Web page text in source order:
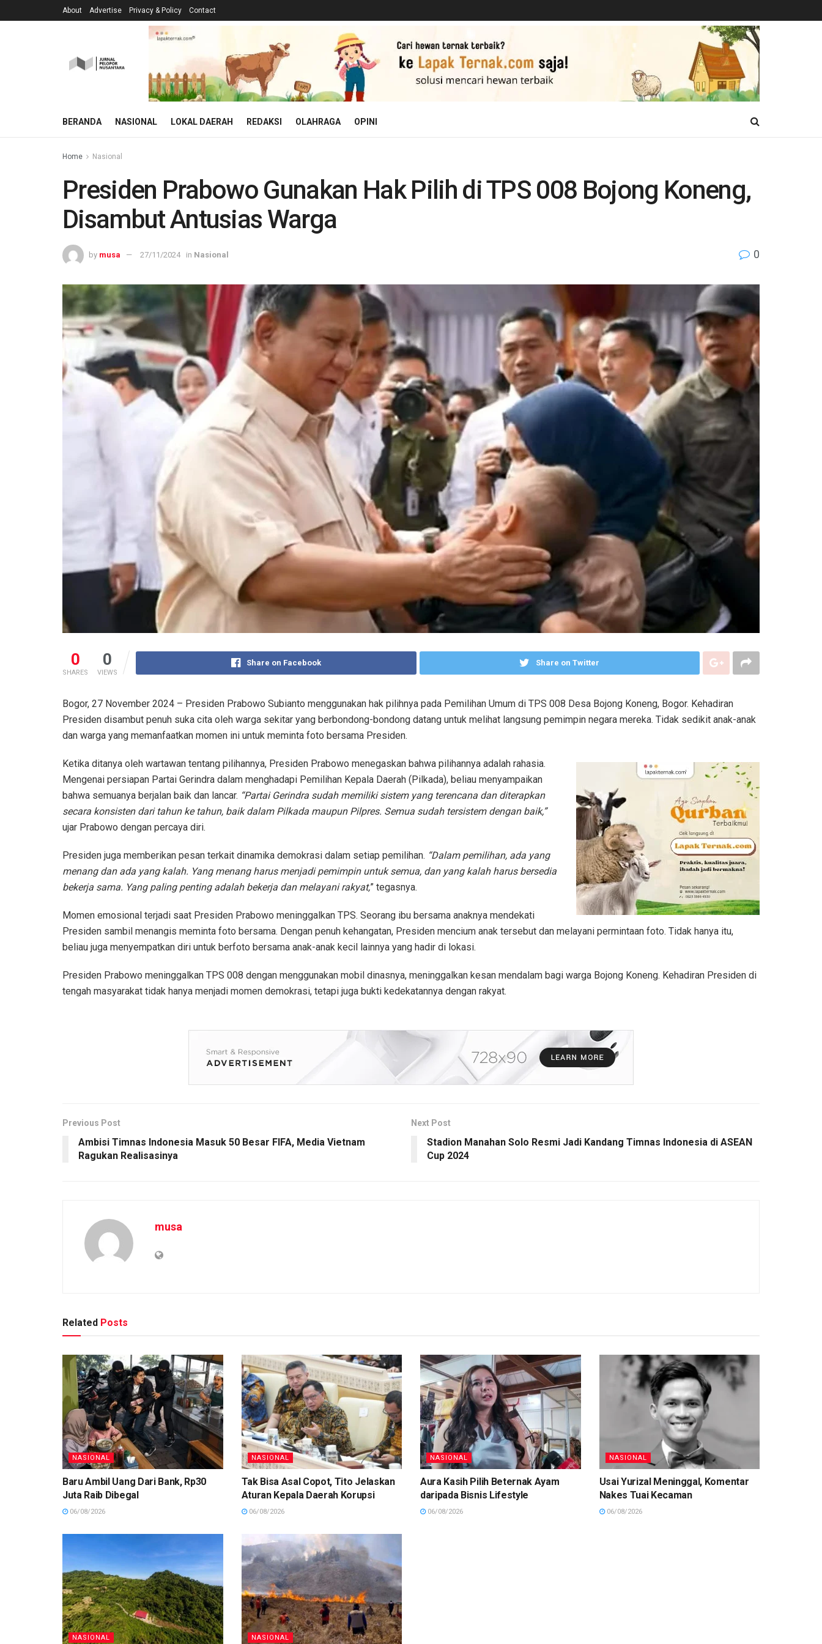
About Advertise Privacy & Policy Contact
BERANDA NASIONAL LOKAL DAERAH REDAKSI OLAHRAGA OPINI
Home Nasional
Presiden Prabowo Gunakan Hak Pilih di TPS 008 Bojong Koneng,
Disambut Antusias Warga
by musa 27/11/2024 in Nasional 0
0
SHARES
0
VIEWS
Share on Facebook Share on Twitter
Bogor, 27 November 2024 – Presiden Prabowo Subianto menggunakan hak pilihnya pada Pemilihan Umum di TPS 008 Desa Bojong Koneng, Bogor. Kehadiran
Presiden disambut penuh suka cita oleh warga sekitar yang berbondong-bondong datang untuk melihat langsung pemimpin negara mereka. Tidak sedikit anak-anak
dan warga yang memanfaatkan momen ini untuk meminta foto bersama Presiden.
Ketika ditanya oleh wartawan tentang pilihannya, Presiden Prabowo menegaskan bahwa pilihannya adalah rahasia.
Mengenai persiapan Partai Gerindra dalam menghadapi Pemilihan Kepala Daerah (Pilkada), beliau menyampaikan
bahwa semuanya berjalan baik dan lancar. “Partai Gerindra sudah memiliki sistem yang terencana dan diterapkan
secara konsisten dari tahun ke tahun, baik dalam Pilkada maupun Pilpres. Semua sudah tersistem dengan baik,”
ujar Prabowo dengan percaya diri.
Presiden juga memberikan pesan terkait dinamika demokrasi dalam setiap pemilihan. “Dalam pemilihan, ada yang
menang dan ada yang kalah. Yang menang harus menjadi pemimpin untuk semua, dan yang kalah harus bersedia
bekerja sama. Yang paling penting adalah bekerja dan melayani rakyat,” tegasnya.
Momen emosional terjadi saat Presiden Prabowo meninggalkan TPS. Seorang ibu bersama anaknya mendekati
Presiden sambil menangis meminta foto bersama. Dengan penuh kehangatan, Presiden mencium anak tersebut dan melayani permintaan foto. Tidak hanya itu,
beliau juga menyempatkan diri untuk berfoto bersama anak-anak kecil lainnya yang hadir di lokasi.
Presiden Prabowo meninggalkan TPS 008 dengan menggunakan mobil dinasnya, meninggalkan kesan mendalam bagi warga Bojong Koneng. Kehadiran Presiden di
tengah masyarakat tidak hanya menjadi momen demokrasi, tetapi juga bukti kedekatannya dengan rakyat.
Previous Post
Ambisi Timnas Indonesia Masuk 50 Besar FIFA, Media Vietnam
Ragukan Realisasinya
Next Post
Stadion Manahan Solo Resmi Jadi Kandang Timnas Indonesia di ASEAN
Cup 2024
musa
Related Posts
NASIONAL
Baru Ambil Uang Dari Bank, Rp30
Juta Raib Dibegal
06/08/2026
NASIONAL
Tak Bisa Asal Copot, Tito Jelaskan
Aturan Kepala Daerah Korupsi
06/08/2026
NASIONAL
Aura Kasih Pilih Beternak Ayam
daripada Bisnis Lifestyle
06/08/2026
NASIONAL
Usai Yurizal Meninggal, Komentar
Nakes Tuai Kecaman
06/08/2026
NASIONAL NASIONAL